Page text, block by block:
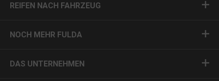
REIFEN NACH FAHRZEUG
NOCH MEHR FULDA
DAS UNTERNEHMEN